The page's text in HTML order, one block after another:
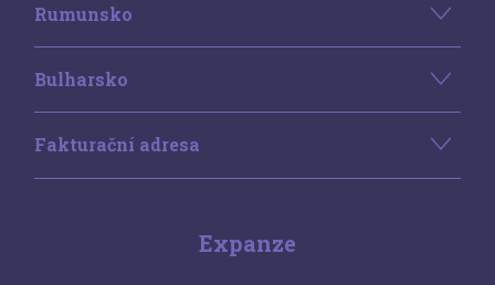
Rumunsko
Bulharsko
Fakturační adresa
Expanze